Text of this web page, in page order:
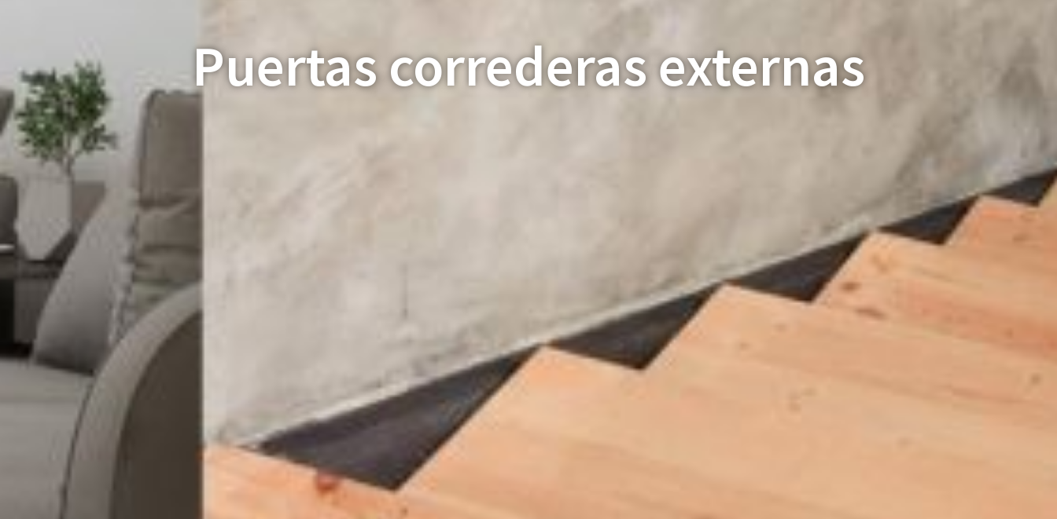
Puertas correderas externas